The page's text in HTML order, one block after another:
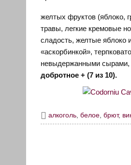
желтых фруктов (яблоко,
травы, легкие кремовые
сладость, желтые яблоко
«аскорбинкой»,
невыдержанными сырами,
добротное + (7 из 10).
алкоголь ,белое ,брют,